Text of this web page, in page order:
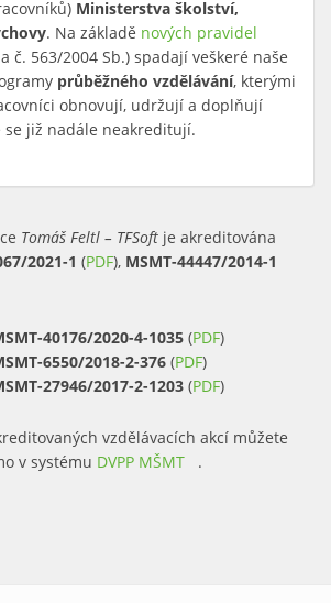
Ministerstva školství,
. Na základě nových pravidel
external)
č. 563/2004 Sb.) spadají veškeré naše
průběžného vzdělávání, kterými
obnovují, udržují a doplňují
se již nadále neakreditují.
Tomáš Feltl – TFSoft je akreditována
2021-1 (PDF), MSMT-44447/2014-1
40176/2020-4-1035 (PDF)
6550/2018-2-376 (PDF)
27946/2017-2-1203 (PDF)
vzdělávacích akcí můžete
v systému DVPP MŠMT (link is external)
.